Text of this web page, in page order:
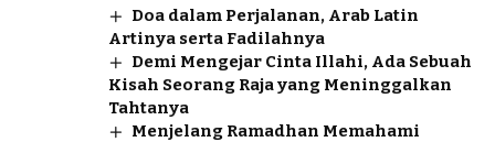
Doa dalam Perjalanan, Arab Latin
Artinya serta Fadilahnya
Demi Mengejar Cinta Illahi, Ada Sebuah
Kisah Seorang Raja yang Meninggalkan
Tahtanya
Menjelang Ramadhan Memahami